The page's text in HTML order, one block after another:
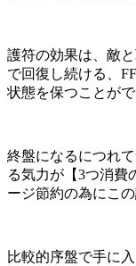
護符の効果は、敵
で回復し続ける、
状態を保つことが
終盤になるにつれ
る気力が【3つ消費
ージ節約の為にこ
比較的序盤で手に